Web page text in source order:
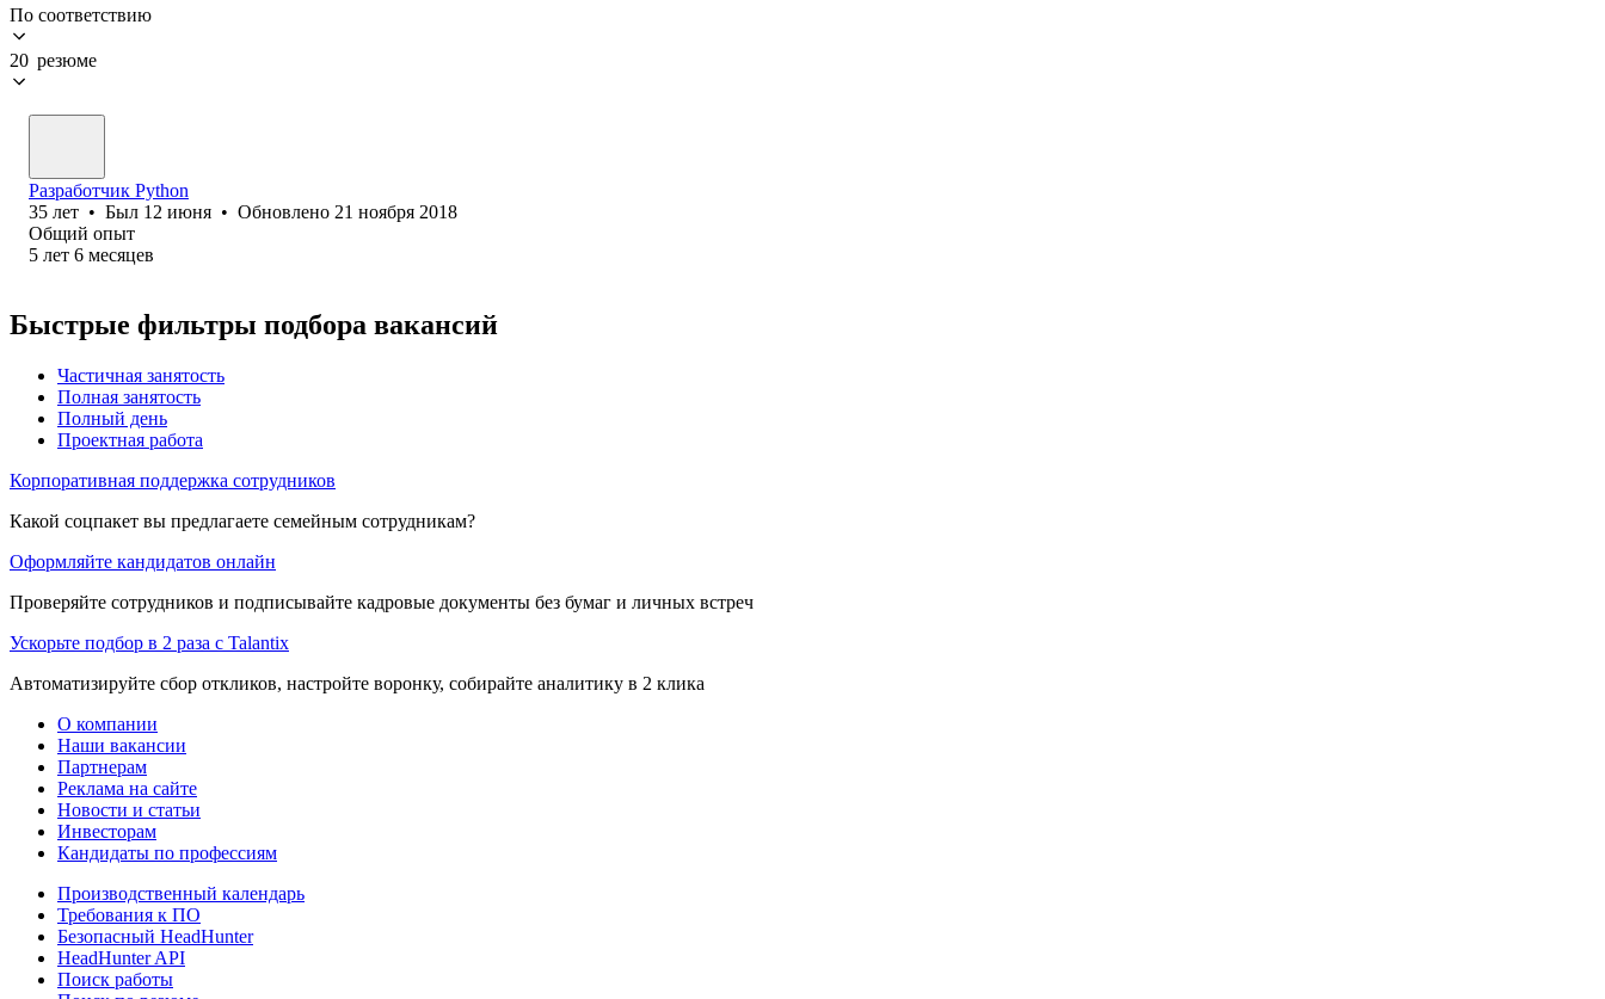
По соответствию
20 резюме
Разработчик Python
35 лет • Был 12 июня • Обновлено 21 ноября 2018
Общий опыт
5 лет 6 месяцев
Быстрые фильтры подбора вакансий
Частичная занятость
Полная занятость
Полный день
Проектная работа
Корпоративная поддержка сотрудников
Какой соцпакет вы предлагаете семейным сотрудникам?
Оформляйте кандидатов онлайн
Проверяйте сотрудников и подписывайте кадровые документы без бумаг и личных встреч
Ускорьте подбор в 2 раза с Talantix
Автоматизируйте сбор откликов, настройте воронку, собирайте аналитику в 2 клика
О компании
Наши вакансии
Партнерам
Реклама на сайте
Новости и статьи
Инвесторам
Кандидаты по профессиям
Производственный календарь
Требования к ПО
Безопасный HeadHunter
HeadHunter API
Поиск работы